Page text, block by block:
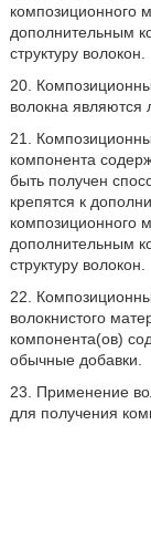
композиционного
дополнительным
структуру волокон.
20.
волокна являются
21.
компонента
быть получен
крепятся к
композиционного
дополнительным
структуру волокон.
22.
волокнистого
компонента(ов)
обычные добавки.
23. Применение
для получения